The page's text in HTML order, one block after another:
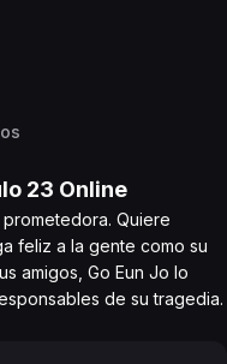
23 Online
Quiere
feliz a la gente como su
amigos, Go Eun Jo lo
de su tragedia.